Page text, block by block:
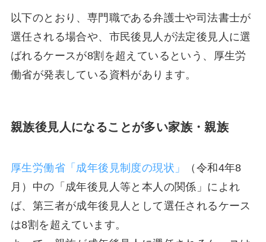
以下のとおり、専門職である弁護士や司法書士が
選任される場合や、市民後見人が法定後見人に選
ばれるケースが8割を超えているという、厚生労
働省が発表している資料があります。
親族後見人になることが多い家族・親族
厚生労働省「成年後見制度の現状」
（令和4年8
月）中の「成年後見人等と本人の関係」によれ
ば、第三者が成年後見人として選任されるケース
は8割を超えています。